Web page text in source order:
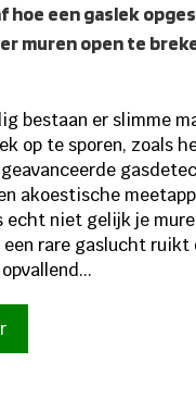
hoe een gaslek
muren open te
bestaan er slimme
op te sporen, zoals
akoestische
echt niet gelijk je
een rare gaslucht ruikt